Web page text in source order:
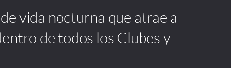
vida nocturna que atrae a
de todos los Clubes y